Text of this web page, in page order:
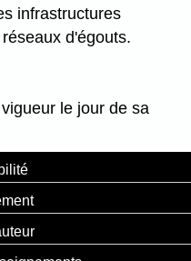
infrastructures
d'égouts.
le jour de sa